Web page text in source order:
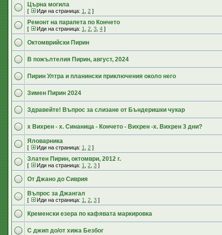
Църна могила
[ Иди на страница: 1 2 ]
Ремонт на парапета по Кончето
[ Иди на страница: 1 2 3 4 ]
Октомврийски Пирин
В пожълтелия Пирин, август, 2024
Пирин Ултра и планински приключения около него
Зимен Пирин 2024
Здравейте! Въпрос за слизане от Бъндеришки чукар
х Вихрен - х. Синаница - Кончето - Вихрен -х. Вихрен 3 дни?
Яловарника
[ Иди на страница: 1 2 ]
Златен Пирин, октомври, 2012 г.
[ Иди на страница: 1 2 3 ]
От Джано до Сиврия
Въпрос за Джангал
[ Иди на страница: 1 2 3 ]
Кременски езера по кафявата маркировка
С джип до/от хижа Безбог